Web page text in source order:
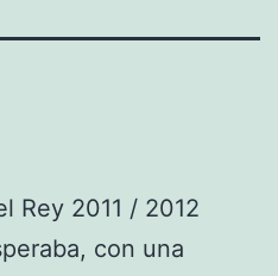
Rey 2011 / 2012
con una